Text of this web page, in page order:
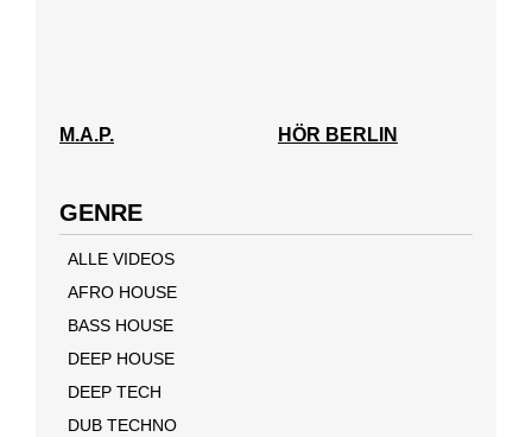
M.A.P. HÖR BERLIN
GENRE
ALLE VIDEOS
AFRO HOUSE
BASS HOUSE
DEEP HOUSE
DEEP TECH
DUB TECHNO